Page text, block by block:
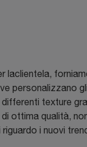
personalizzano
texture
ottima qualità,
i nuovi